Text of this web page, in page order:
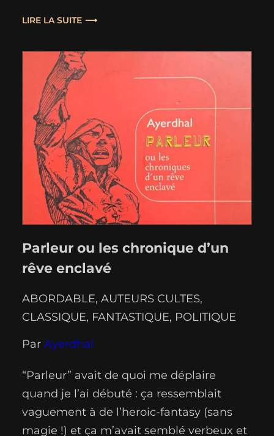
de comparer ou d’autres défauts
deux livres, pas de pause ; pour…
LIRE LA SUITE
Parleur ou les chronique d’un
rêve enclavé
ABORDABLE, AUTEURS CULTES
CLASSIQUE, FANTASTIQUE, POLITIQUE
Par Ayerdhal
“Parleur” avait de quoi me déplaire
quand je l’ai débuté : ça ressemblait
vaguement à de l’heroic-fantasy (sans
magie !) et ça m’avait semblé verbeux et